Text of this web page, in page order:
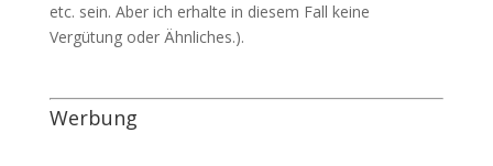
etc. sein. Aber ich erhalte in diesem Fall keine
Vergütung oder Ähnliches.).
Werbung